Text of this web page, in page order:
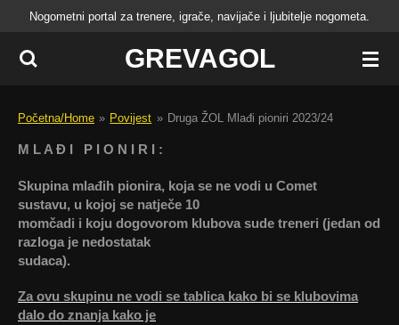
Skip
main
GREVAGOL
Nogometni portal za trenere, igrače, navijače i ljubitelje nogometa.
Početna/Home » Povijest » Druga ŽOL Mlađi pioniri 2023/24
M L A Đ I P I O N I R I :
Skupina mlađih pionira, koja se ne vodi u Comet
sustavu, u kojoj se natječe 10
momčadi i koju dogovorom klubova sude treneri (jedan od
razloga je nedostatak
sudaca).
Za ovu skupinu ne vodi se tablica kako bi se klubovima
dalo do znanja kako je